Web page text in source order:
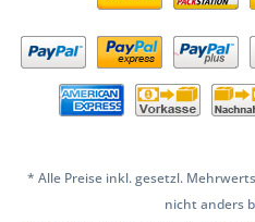
* Alle Preise inkl. gesetzl.
nicht anders